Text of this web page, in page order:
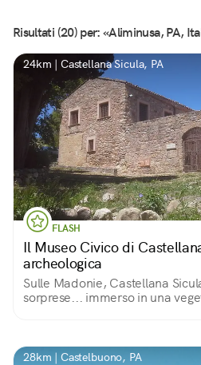
Risultati (20) per: «Aliminusa, PA,
24km | Castellana Sicula, PA
FLASH
Il Museo Civico di
archeologica
Sulle Madonie, Castellana
sorprese... immerso in una
28km | Castelbuono, PA